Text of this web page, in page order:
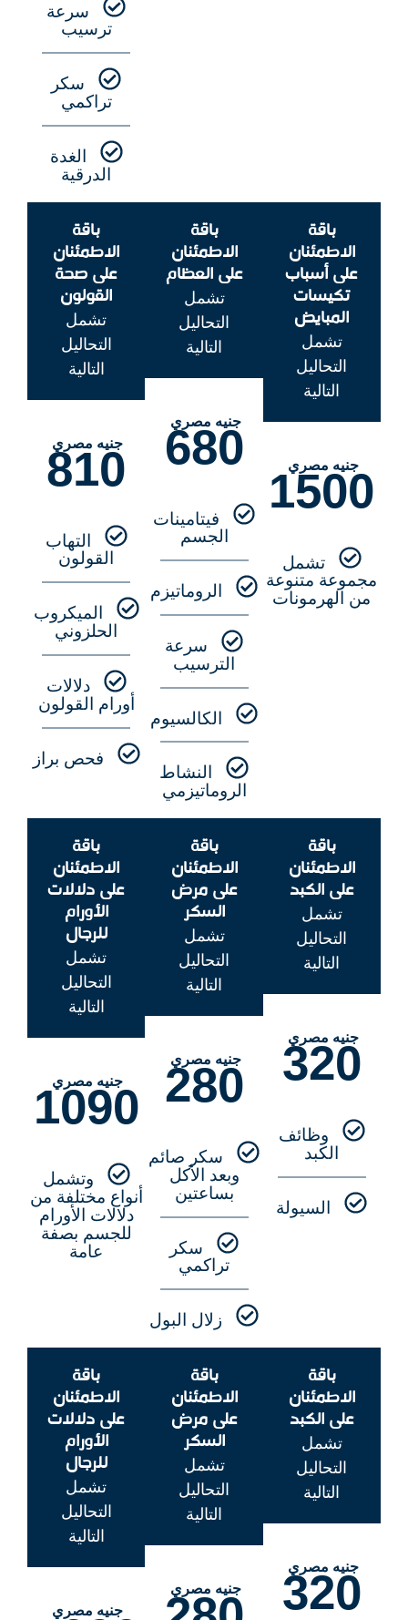
سرعة
ترسيب
سكر
تراكمي
الغدة
الدرقية
باقة
الاطمئنان
على أسباب
تكيسات
المبايض
تشمل
التحاليل
التالية
جنيه مصري
1500
تشمل
مجموعة متنوعة
من الهرمونات
باقة
الاطمئنان
على العظام
تشمل
التحاليل
التالية
جنيه مصري
680
فيتامينات
الجسم
الروماتيزم
سرعة
الترسيب
الكالسيوم
النشاط
الروماتيزمي
باقة
الاطمئنان
على صحة
القولون
تشمل
التحاليل
التالية
جنيه مصري
810
التهاب
القولون
الميكروب
الحلزوني
دلالات
أورام القولون
فحص براز
باقة
الاطمئنان
على الكبد
تشمل
التحاليل
التالية
جنيه مصري
320
وظائف
الكبد
السيولة
باقة
الاطمئنان
على مرض
السكر
تشمل
التحاليل
التالية
جنيه مصري
280
سكر صائم
وبعد الأكل
بساعتين
سكر
تراكمي
زلال البول
باقة
الاطمئنان
على دلالات
الأورام
للرجال
تشمل
التحاليل
التالية
جنيه مصري
1090
وتشمل
أنواع مختلفة من
دلالات الأورام
للجسم بصفة
عامة
باقة
الاطمئنان
على الكبد
تشمل
التحاليل
التالية
جنيه مصري
320
باقة
الاطمئنان
على مرض
السكر
تشمل
التحاليل
التالية
جنيه مصري
باقة
الاطمئنان
على دلالات
الأورام
للرجال
تشمل
التحاليل
التالية
جنيه مصري